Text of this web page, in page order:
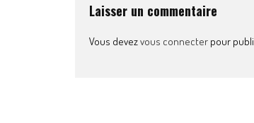
Laisser un commentaire
Vous devezvous connecter pour